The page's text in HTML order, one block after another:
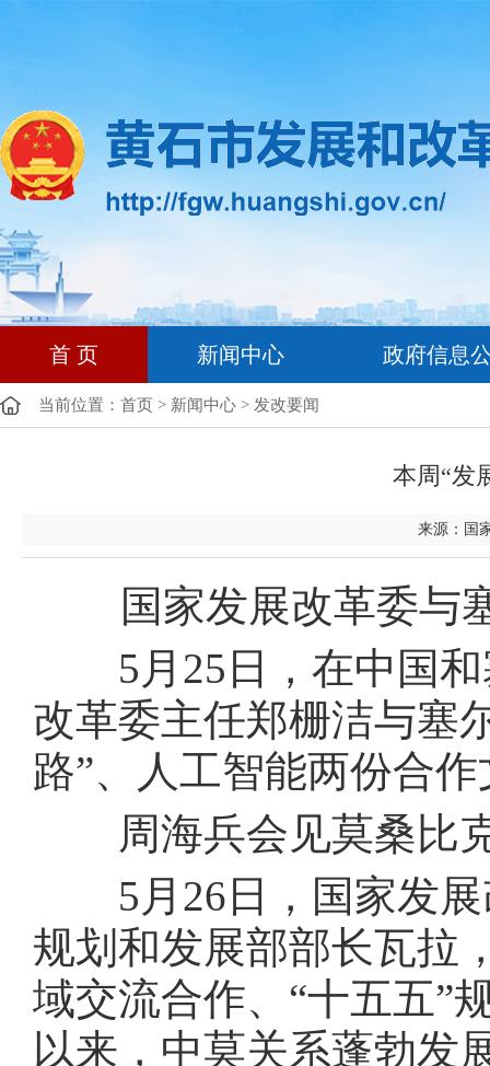
首 页 新闻中心 政府信息
当前位置： 首页 > 新闻中心 > 发改要闻
本周“发
来源：国
国家发展改革委与塞
5月25日，在中国和
改革委主任郑栅洁与塞
路”、人工智能两份合
周海兵会见莫桑比克
5月26日，国家发展
规划和发展部部长瓦拉
域交流合作、“十五五”
以来，中莫关系蓬勃发